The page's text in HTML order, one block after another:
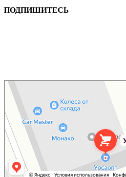
ПОДПИШИТЕСЬ